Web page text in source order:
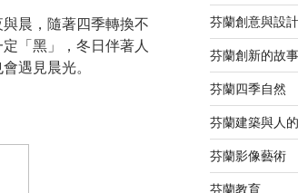
晨，隨著四季轉換不
「黑」，冬日伴著人
遇見晨光。
芬蘭創意與設計
芬蘭創新的故事
芬蘭四季自然
芬蘭建築與人
芬蘭影像藝術
芬蘭教育